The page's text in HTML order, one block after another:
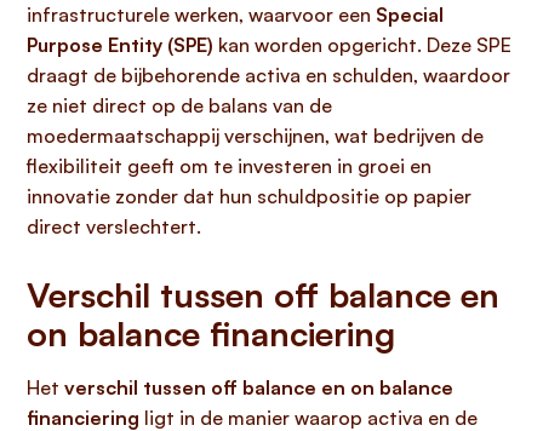
infrastructurele werken, waarvoor een Special
Purpose Entity (SPE) kan worden opgericht. Deze SPE
draagt de bijbehorende activa en schulden, waardoor
ze niet direct op de balans van de
moedermaatschappij verschijnen, wat bedrijven de
flexibiliteit geeft om te investeren in groei en
innovatie zonder dat hun schuldpositie op papier
direct verslechtert.
Verschil tussen off balance en
on balance financiering
Het verschil tussen off balance en on balance
financiering ligt in de manier waarop activa en de